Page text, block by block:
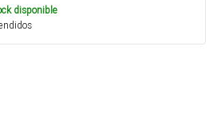
disponible